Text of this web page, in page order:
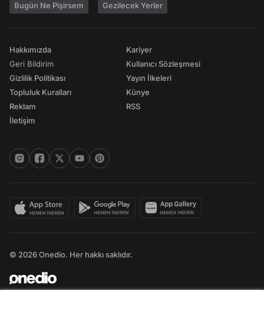
Bugün Ne Pişirsem Gezilecek Yerler
Hakkımızda
Geri Bildirim
Gizlilik Politikası
Topluluk Kuralları
Reklam
İletişim
Kariyer
Kullanıcı Sözleşmesi
Yayın İlkeleri
Künye
RSS
© 2026 Onedio. Her hakkı saklıdır.